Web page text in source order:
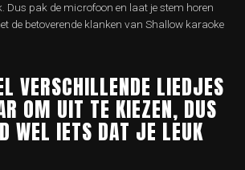
Dus pak de microfoon en laat je stem horen
de betoverende klanken van Shallow karaoke
VERSCHILLENDE LIEDJES
OM UIT TE KIEZEN, DUS
WEL IETS DAT JE LEUK